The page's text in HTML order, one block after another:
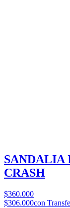
SANDALIA
CRASH
$360.000
$306.000con